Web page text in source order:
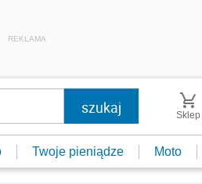
REKLAMA
Sklep
Twoje pieniądze Moto